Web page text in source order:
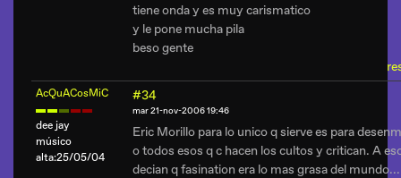
tiene onda y es muy carismatico
y le pone mucha pila
beso gente
AcQuACosMiC
dee jay
músico
alta:25/05/04
#34
mar 21-nov-2006 19:46
Eric Morillo para lo unico q sierve es para
o todos esos q c hacen los cultos y critican. A
decian q fasination era lo mas grasa del